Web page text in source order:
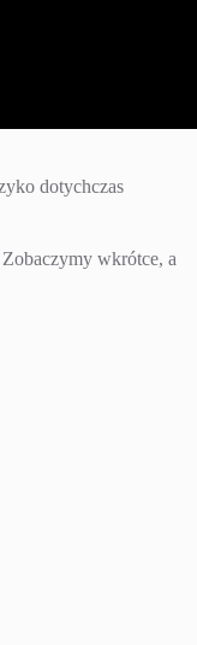
dotychczas
wkrótce, a